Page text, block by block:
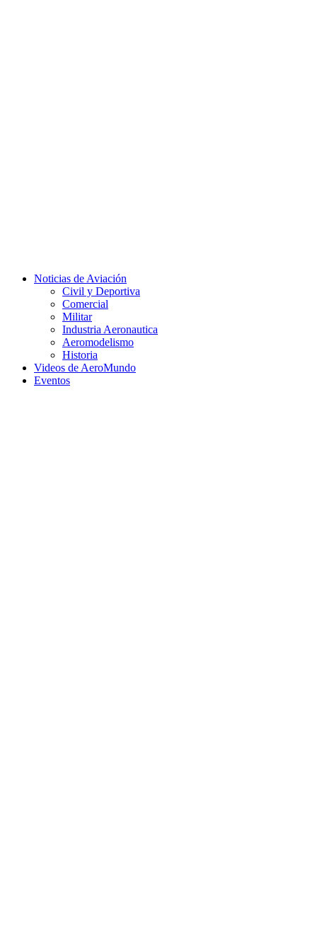
Noticias de Aviación
Civil y Deportiva
Comercial
Militar
Industria Aeronautica
Aeromodelismo
Historia
Videos de AeroMundo
Eventos